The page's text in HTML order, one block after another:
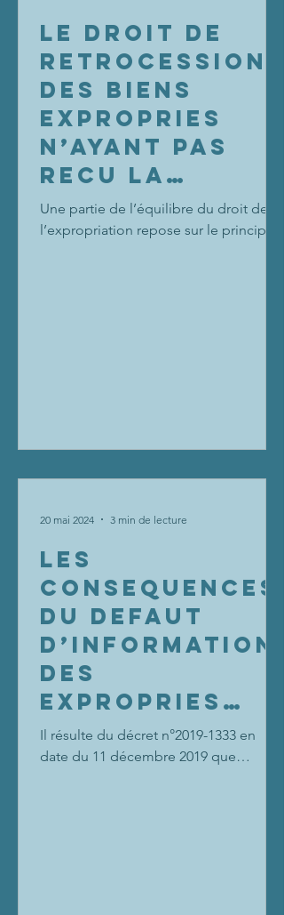
LE DROIT DE
RETROCESSION
DES BIENS
EXPROPRIES
N’AYANT PAS
RECU LA
DESTINATION
PREVUE
Une partie de l’équilibre du droit de
l’expropriation repose sur le principe
LES
CONSEQUENCES
DU DEFAUT
D’INFORMATION
DES
EXPROPRIES
QUANT A LA
REPRESENTATIO
Il résulte du décret n°2019-1333 en
date du 11 décembre 2019 que
20 mai 2024 3 min de lecture